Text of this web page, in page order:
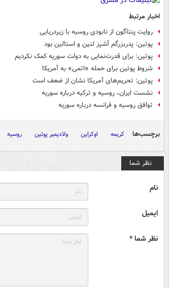
اخبار مرتبط
روایت پنتاگون از نابودی روسیه با زیردریایی
پوتین: پدربزرگم آشپز لنین و استالین بود
پوتین: برای قدرت‌نمایی به دولت سوریه کمک نکردیم
شروط پوتین برای حمله «اتمی» به آمریکا
پوتین: تحریم‌های آمریکا نشان از ضعف است
نشست ایران، روسیه و ترکیه درباره سوریه
توافق روسیه و فرانسه درباره سوریه
برچسب‌ها کریمه اوکراین ولادیمیر پوتین روسیه
نظر شما
نام
ایمیل
نظر شما *